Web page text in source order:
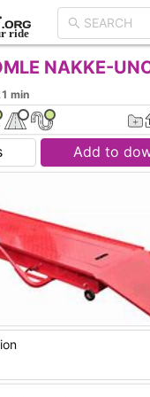
TOUR LIST
NAKKE-
min
Add to